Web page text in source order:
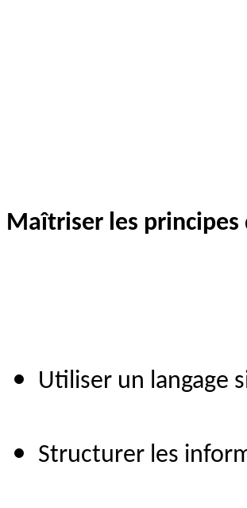
Maîtriser les principes
Utiliser un langage
Structurer les